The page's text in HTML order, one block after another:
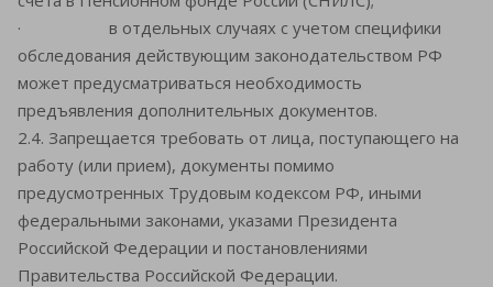
· в отдельных случаях с учетом специфики
обследования действующим законодательством РФ
может предусматриваться необходимость
предъявления дополнительных документов.
2.4. Запрещается требовать от лица, поступающего на
работу (или прием), документы помимо
предусмотренных Трудовым кодексом РФ, иными
федеральными законами, указами Президента
Российской Федерации и постановлениями
Правительства Российской Федерации.